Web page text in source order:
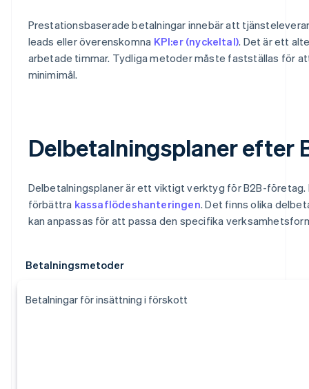
Prestationsbaserade betalningar innebär att
leads eller överenskomna KPI:er (nyckeltal). Det är ett
arbetade timmar. Tydliga metoder måste fastställas för
minimimål.
Delbetalningsplaner efter
Delbetalningsplaner är ett viktigt verktyg för B2B-
förbättra kassaflödeshanteringen. Det finns olika
kan anpassas för att passa den specifika
Betalningsmetoder
Betalningar för insättning i förskott